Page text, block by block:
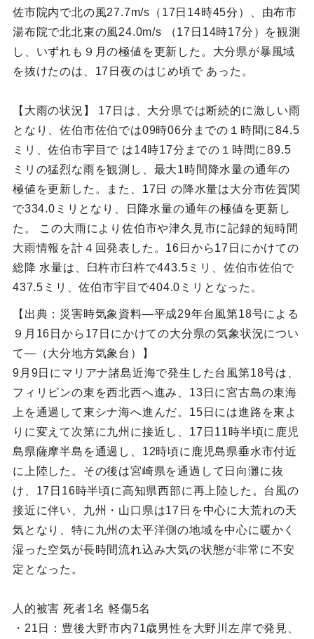
佐市院内で北の風27.7m/s（17日14時45分）、由布市
湯布院で北北東の風24.0m/s （17日14時17分）を観測
し、いずれも９月の極値を更新した。大分県が暴風域
を抜けたのは、17日夜のはじめ頃で あった。
【大雨の状況】 17日は、大分県では断続的に激しい雨
となり、佐伯市佐伯では09時06分までの１時間に84.5
ミリ、佐伯市宇目で は14時17分までの１時間に89.5
ミリの猛烈な雨を観測し、最大1時間降水量の通年の
極値を更新した。また、17日 の降水量は大分市佐賀関
で334.0ミリとなり、日降水量の通年の極値を更新し
た。 この大雨により佐伯市や津久見市に記録的短時間
大雨情報を計４回発表した。16日から17日にかけての
総降 水量は、臼杵市臼杵で443.5ミリ、佐伯市佐伯で
437.5ミリ、佐伯市宇目で404.0ミリとなった。
【出典：災害時気象資料―平成29年台風第18号による
９月16日から17日にかけての大分県の気象状況につい
て―（大分地方気象台）】
9月9日にマリアナ諸島近海で発生した台風第18号は、
フィリピンの東を西北西へ進み、13日に宮古島の東海
上を通過して東シナ海へ進んだ。15日には進路を東よ
りに変えて次第に九州に接近し、17日11時半頃に鹿児
島県薩摩半島を通過し、12時頃に鹿児島県垂水市付近
に上陸した。その後は宮崎県を通過して日向灘に抜
け、17日16時半頃に高知県西部に再上陸した。台風の
接近に伴い、九州・山口県は17日を中心に大荒れの天
気となり、特に九州の太平洋側の地域を中心に暖かく
湿った空気が長時間流れ込み大気の状態が非常に不安
定となった。
人的被害 死者1名 軽傷5名
・21日：豊後大野市内71歳男性を大野川左岸で発見、